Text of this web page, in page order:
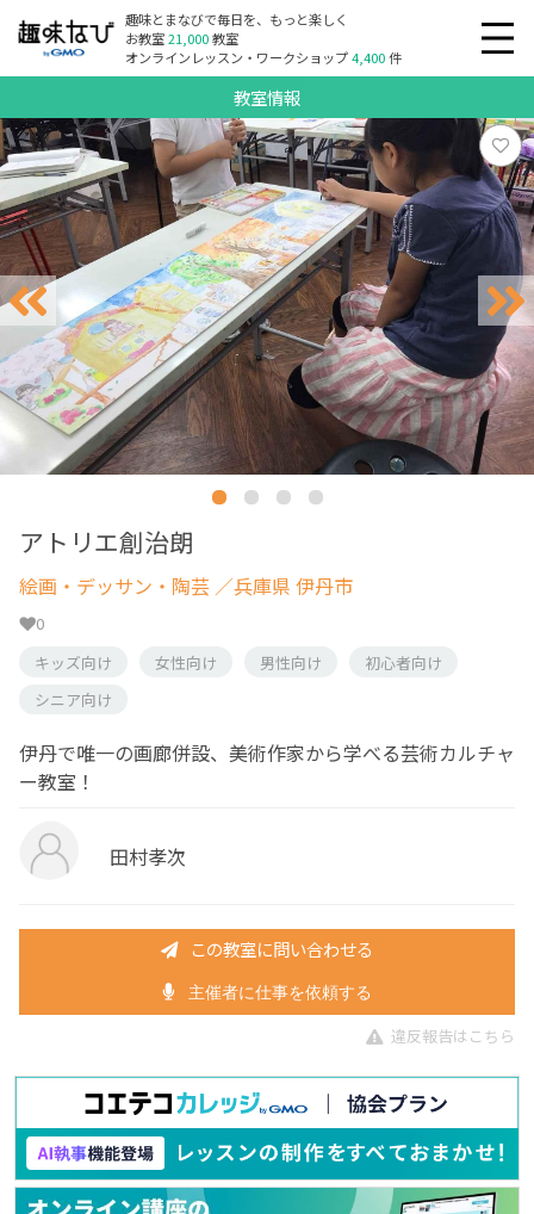
趣味とまなびで毎日を、もっと楽しく
お教室21,000教室
オンラインレッスン・ワークショップ4,400件
教室情報
アトリエ創治朗
絵画・デッサン・陶芸 ／兵庫県 伊丹市
0
キッズ向け
女性向け 男性向け
初心者向け
シニア向け
伊丹で唯一の画廊併設、美術作家から学べる芸術カルチャ
ー教室！
田村孝次
この教室に問い合わせる
主催者に仕事を依頼する
違反報告はこちら